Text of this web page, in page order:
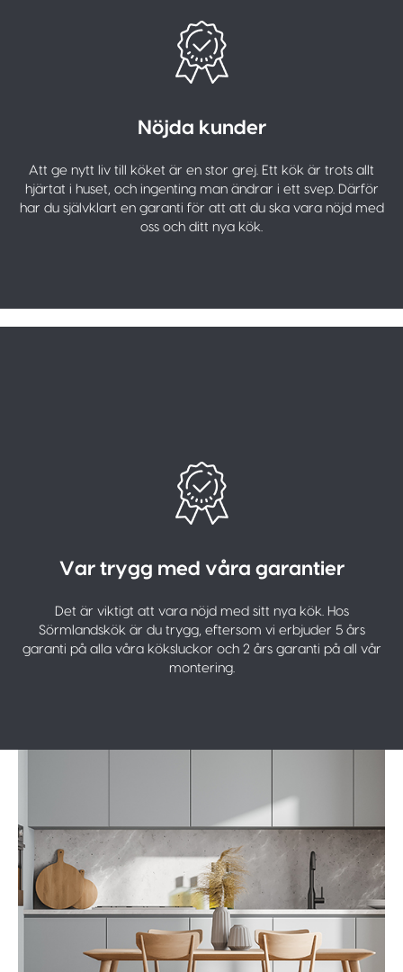
Nöjda kunder
Att ge nytt liv till köket är en stor grej. Ett kök är trots allt
hjärtat i huset, och ingenting man ändrar i ett svep. Därför
har du självklart en garanti för att att du ska vara nöjd med
oss och ditt nya kök.
Var trygg med våra garantier
Det är viktigt att vara nöjd med sitt nya kök. Hos
Sörmlandskök är du trygg, eftersom vi erbjuder 5 års
garanti på alla våra köksluckor och 2 års garanti på all vår
montering.